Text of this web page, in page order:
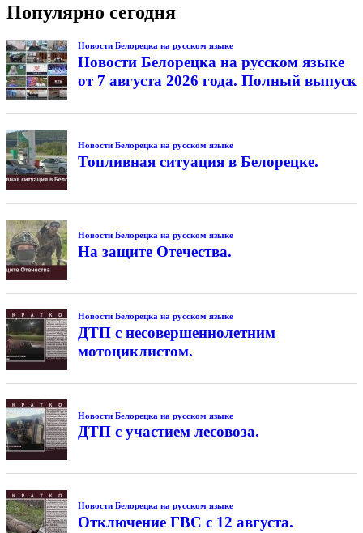
Популярно сегодня
Новости Белорецка на русском языке
Новости Белорецка на русском языке
от 7 августа 2026 года. Полный выпуск
Новости Белорецка на русском языке
Топливная ситуация в Белорецке.
Новости Белорецка на русском языке
На защите Отечества.
Новости Белорецка на русском языке
ДТП с несовершеннолетним
мотоциклистом.
Новости Белорецка на русском языке
ДТП с участием лесовоза.
Новости Белорецка на русском языке
Отключение ГВС с 12 августа.